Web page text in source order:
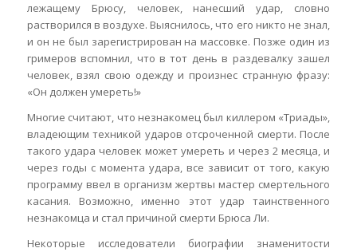
лежащему Брюсу, человек, нанесший удар, словно
растворился в воздухе. Выяснилось, что его никто не знал,
и он не был зарегистрирован на массовке. Позже один из
гримеров вспомнил, что в тот день в раздевалку зашел
человек, взял свою одежду и произнес странную фразу:
«Он должен умереть!»
Многие считают, что незнакомец был киллером «Триады»,
владеющим техникой ударов отсроченной смерти. После
такого удара человек может умереть и через 2 месяца, и
через годы с момента удара, все зависит от того, какую
программу ввел в организм жертвы мастер смертельного
касания. Возможно, именно этот удар таинственного
незнакомца и стал причиной смерти Брюса Ли.
Некоторые исследователи биографии знаменитости